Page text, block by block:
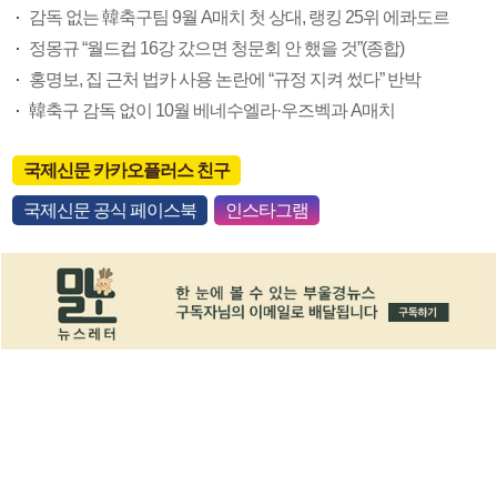
감독 없는 韓축구팀 9월 A매치 첫 상대, 랭킹 25위 에콰도르
정몽규 “월드컵 16강 갔으면 청문회 안 했을 것”(종합)
홍명보, 집 근처 법카 사용 논란에 “규정 지켜 썼다” 반박
韓축구 감독 없이 10월 베네수엘라·우즈벡과 A매치
국제신문 카카오플러스 친구
국제신문 공식 페이스북 인스타그램